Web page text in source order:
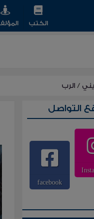
الكتب
/الرب
التواصل
facebook